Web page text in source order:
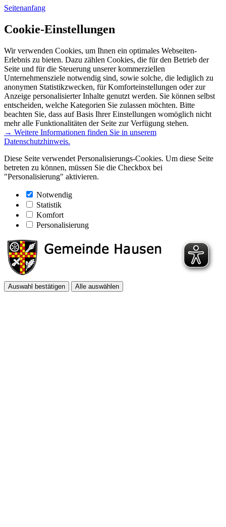
Seitenanfang
Cookie-Einstellungen
Wir verwenden Cookies, um Ihnen ein optimales Webseiten-
Erlebnis zu bieten. Dazu zählen Cookies, die für den Betrieb der
Seite und für die Steuerung unserer kommerziellen
Unternehmensziele notwendig sind, sowie solche, die lediglich zu
anonymen Statistikzwecken, für Komforteinstellungen oder zur
Anzeige personalisierter Inhalte genutzt werden. Sie können selbst
entscheiden, welche Kategorien Sie zulassen möchten. Bitte
beachten Sie, dass auf Basis Ihrer Einstellungen womöglich nicht
mehr alle Funktionalitäten der Seite zur Verfügung stehen.
→ Weitere Informationen finden Sie in unserem
Datenschutzhinweis.
Diese Seite verwendet Personalisierungs-Cookies. Um diese Seite
betreten zu können, müssen Sie die Checkbox bei
"Personalisierung" aktivieren.
Notwendig
Statistik
Komfort
Personalisierung
Auswahl bestätigen Alle auswählen